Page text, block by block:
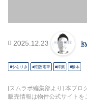
2025.12.23
やをりき 京阪電車 樟葉 橋本
[スムラボ編集部より] 本ブロ
販売情報は物件公式サイトを